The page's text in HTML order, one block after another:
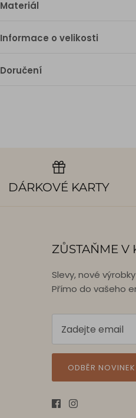
Materiál
Informace o velikosti
Doručení
DÁRKOVÉ KARTY
ZŮSTAŇME V
Slevy, nové
Přímo do vašeho
ODBĚR NOVINEK